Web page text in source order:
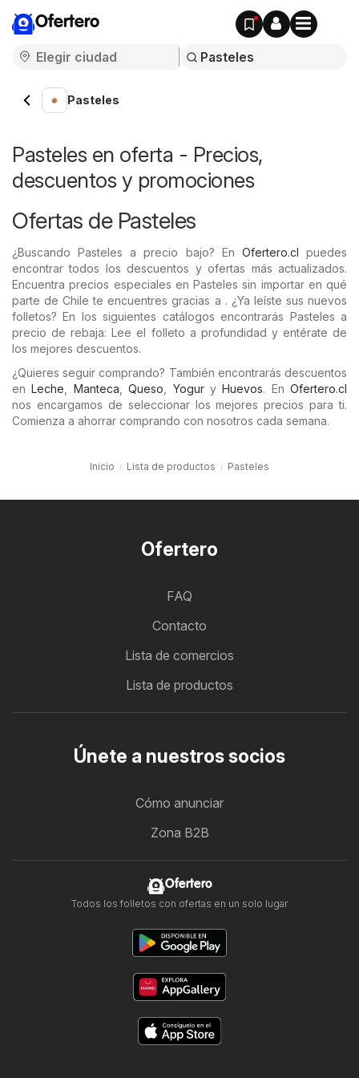
Ofertero
Pasteles
Pasteles en oferta - Precios,
descuentos y promociones
Ofertas de Pasteles
¿Buscando Pasteles a precio bajo? En Ofertero.cl puedes
encontrar todos los descuentos y ofertas más actualizados.
Encuentra precios especiales en Pasteles sin importar en qué
parte de Chile te encuentres gracias a . ¿Ya leíste sus nuevos
folletos? En los siguientes catálogos encontrarás Pasteles a
precio de rebaja: Lee el folleto a profundidad y entérate de
los mejores descuentos.
¿Quieres seguir comprando? También encontrarás descuentos
enLeche Manteca ,Queso YoguryHuevos. En Ofertero.cl
nos encargamos de seleccionar los mejores precios para ti.
Comienza a ahorrar comprando con nosotros cada semana.
Inicio Lista de productos Pasteles
Ofertero
FAQ
Contacto
Lista de comercios
Lista de productos
Únete a nuestros socios
Cómo anunciar
Zona B2B
Ofertero
Todos los folletos con ofertas en un solo lugar